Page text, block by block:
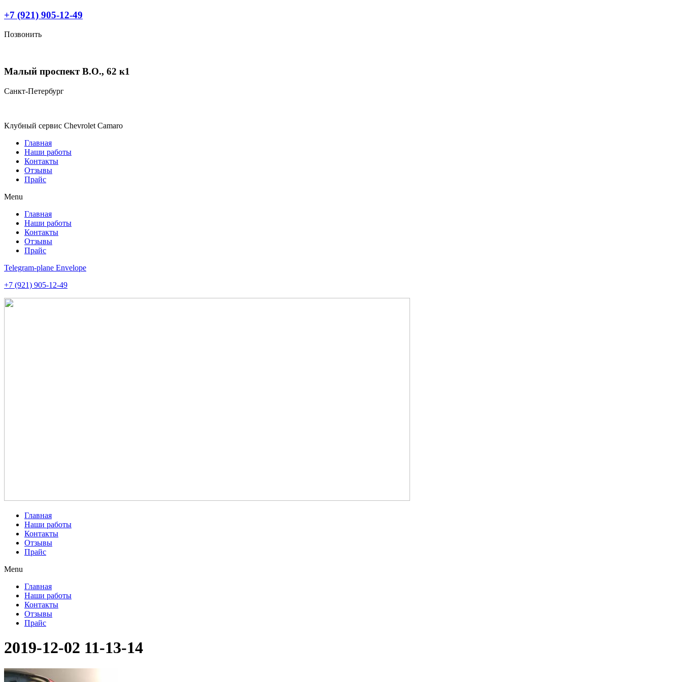
Перейти
содержимому
+7 (921) 905-12-49
Позвонить
Малый проспект В.О., 62 к1
Санкт-Петербург
Клубный сервис Chevrolet Camaro
Главная
Наши работы
Контакты
Отзывы
Прайс
Menu
Главная
Наши работы
Контакты
Отзывы
Прайс
Telegram-plane Envelope
+7 (921) 905-12-49
Главная
Наши работы
Контакты
Отзывы
Прайс
Menu
Главная
Наши работы
Контакты
Отзывы
Прайс
2019-12-02 11-13-14